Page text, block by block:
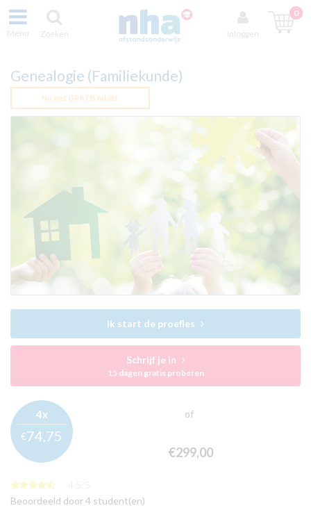
Menu Zoeken Inloggen
0
Genealogie (Familiekunde)
Nú met GRATIS tablet
Ik start de proefles
Schrijf je in
15 dagen gratis proberen
4x
€74, 75
of
€299,00
4.5
Beoordeeld door 4 student(en)